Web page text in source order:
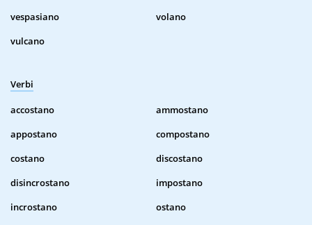
vespasiano
volano
vulcano
Verbi
accostano
ammostano
appostano
compostano
costano
discostano
disincrostano
impostano
incrostano
ostano